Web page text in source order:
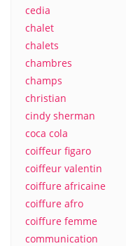
cedia
chalet
chalets
chambres
champs
christian
cindy sherman
coca cola
coiffeur figaro
coiffeur valentin
coiffure africaine
coiffure afro
coiffure femme
communication